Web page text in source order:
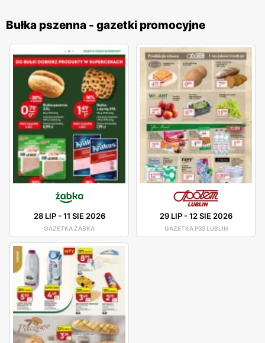
Bułka pszenna - gazetki promocyjne
28 LIP-11 SIE 2026
GAZETKA ŻABKA
29 LIP-12 SIE 2026
GAZETKA PSS LUBLIN